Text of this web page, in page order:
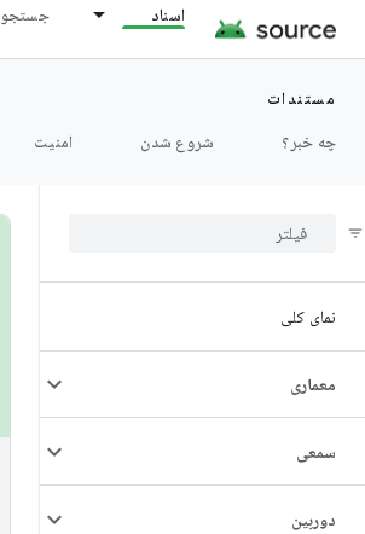
اسناد
مستندات
چه خبر؟
شروع شدن امنیت
نمای کلی
معماری
سمعی
دوربین